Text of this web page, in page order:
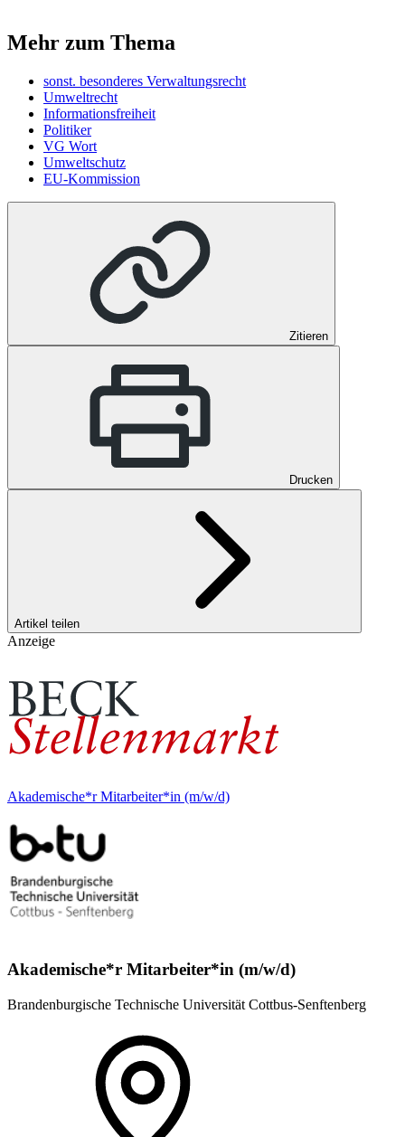
Mehr zum Thema
sonst. besonderes Verwaltungsrecht
Umweltrecht
Informationsfreiheit
Politiker
VG Wort
Umweltschutz
EU-Kommission
Zitieren
Drucken
Artikel teilen
Anzeige
Akademische*r Mitarbeiter*in (m/w/d)
Akademische*r Mitarbeiter*in (m/w/d)
Brandenburgische Technische Universität Cottbus-Senftenberg